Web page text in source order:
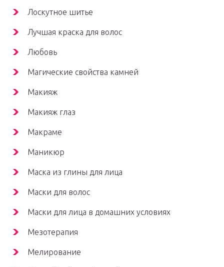
Лоскутное шитье
Лучшая краска для волос
Любовь
Магические свойства камней
Макияж
Макияж глаз
Макраме
Маникюр
Маска из глины для лица
Маски для волос
Маски для лица в домашних условиях
Мезотерапия
Мелирование